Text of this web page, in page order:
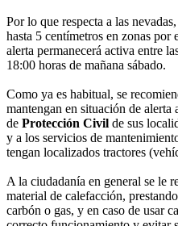
Por lo que respecta a las
hasta 5 centímetros en zonas por
alerta permanecerá activa entre
18:00 horas de mañana sábado.
Como ya es habitual, se
mantengan en situación de
de Protección Civil de sus
y a los servicios de
tengan localizados tractores
A la ciudadanía en general se le
material de calefacción,
carbón o gas, y en caso de usar